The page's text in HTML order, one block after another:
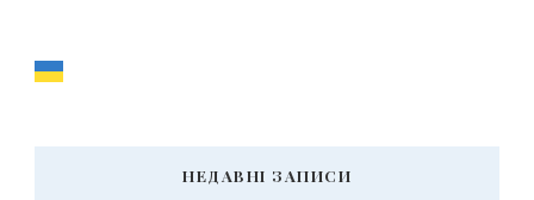
НЕДАВНІ ЗАПИСИ